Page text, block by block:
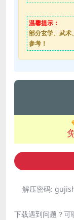
温馨提示：
部分玄学、武术
参考！
解压密码:
下载遇到问题？可